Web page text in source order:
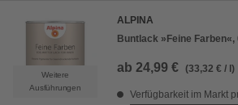
Weitere
Ausführungen
ALPINA
Buntlack »Feine
ab 24,99 € (33,32 € / l)
Verfügbarkeit im Markt